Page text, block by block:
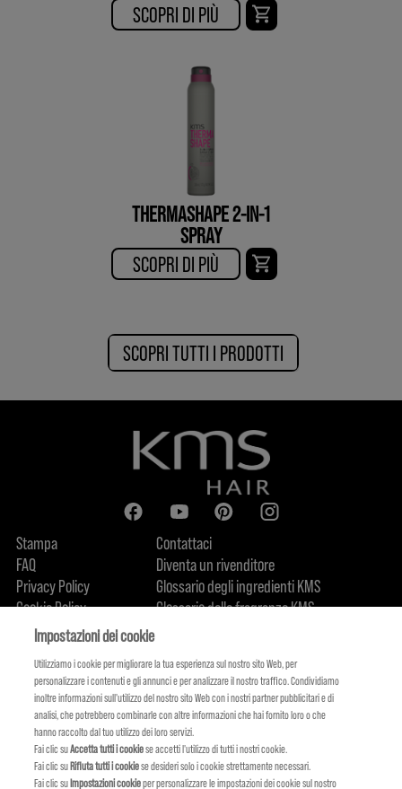
SCOPRI DI PIÙ​
THERMASHAPE 2-IN-1
SPRAY
SCOPRI DI PIÙ​
SCOPRI TUTTI I PRODOTTI
Stampa
FAQ
Privacy Policy
Cookie Policy
Chi siamo
Contattaci
Diventa un rivenditore
Glossario degli ingredienti KMS
Glossario delle fragranze KMS
Impostazioni dei cookie
Utilizziamo i cookie per migliorare la tua esperienza sul nostro sito Web, per
personalizzare i contenuti e gli annunci e per analizzare il nostro traffico. Condividiamo
inoltre informazioni sull'utilizzo del nostro sito Web con i nostri partner pubblicitari e di
analisi, che potrebbero combinarle con altre informazioni che hai fornito loro o che
hanno raccolto dal tuo utilizzo dei loro servizi.
Fai clic suAccetta tutti i cookiese accetti l'utilizzo di tutti i nostri cookie.
Fai clic suRifiuta tutti i cookiese desideri solo i cookie strettamente necessari.
Fai clic suImpostazioni cookieper personalizzare le impostazioni dei cookie sul nostro